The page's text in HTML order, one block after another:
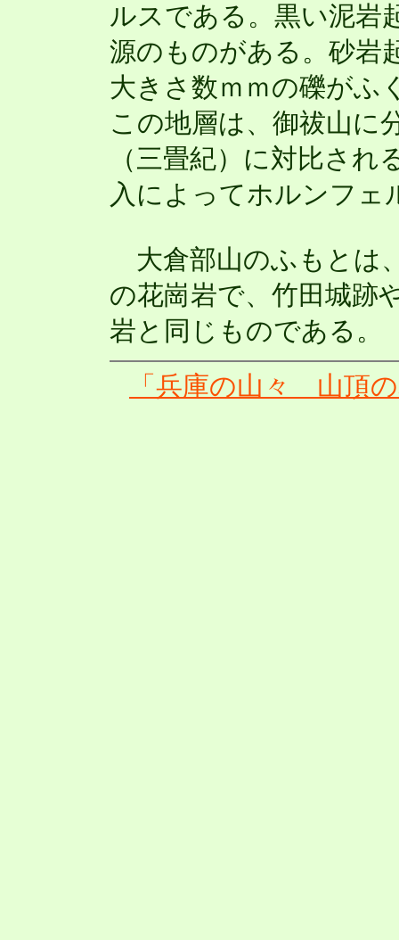
ルスである。黒い泥岩
源のものがある。砂岩
大きさ数ｍｍの礫がふ
この地層は、御祓山に
（三畳紀）に対比さ
入によってホルンフェ
大倉部山のふもとは
の花崗岩で、竹田城跡
岩と同じものである。
「兵庫の山々 山頂